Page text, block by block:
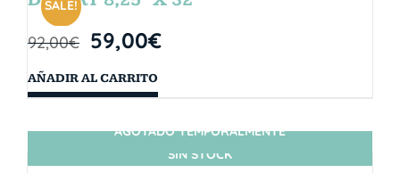
SALE!
92,00€ 59,00€
AÑADIR AL CARRITO
SIN STOCK
AGOTADO TEMPORALMENTE